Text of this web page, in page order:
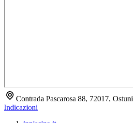
Contrada Pascarosa 88, 72017, Ostuni
Indicazioni